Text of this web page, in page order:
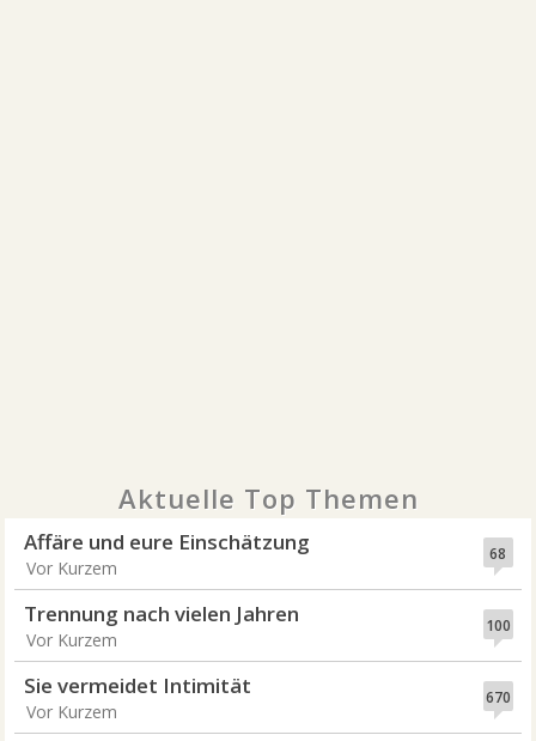
Aktuelle Top Themen
68
Affäre und eure Einschätzung
Vor Kurzem
100
Trennung nach vielen Jahren
Vor Kurzem
670
Sie vermeidet Intimität
Vor Kurzem